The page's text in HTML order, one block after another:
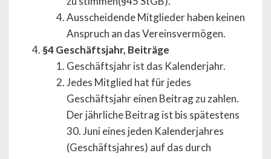
Ausscheidende Mitglieder haben keinen
Anspruch an das Vereinsvermögen.
§4 Geschäftsjahr, Beiträge
Geschäftsjahr ist das Kalenderjahr.
Jedes Mitglied hat für jedes
Geschäftsjahr einen Beitrag zu zahlen.
Der jährliche Beitrag ist bis spätestens
30. Juni eines jeden Kalenderjahres
(Geschäftsjahres) auf das durch